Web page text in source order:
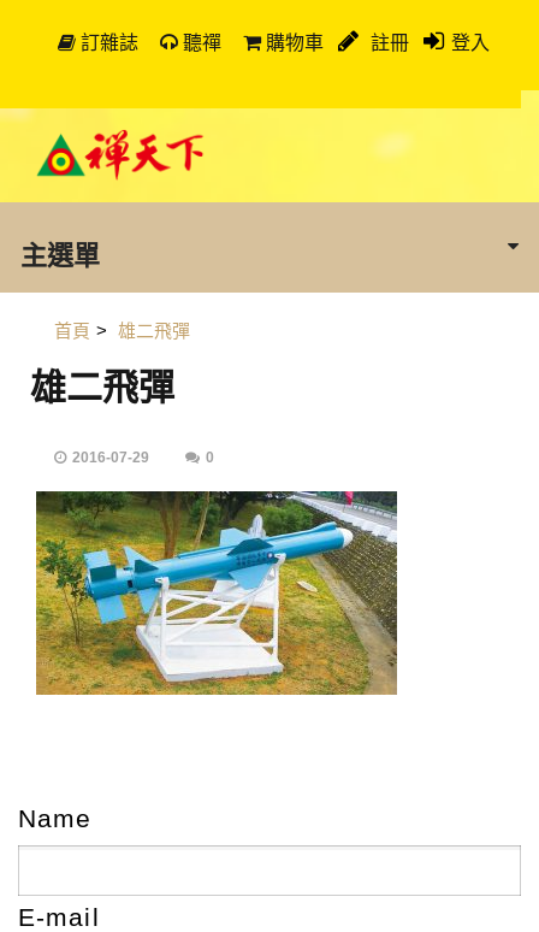
訂雜誌 聽禪 購物車 註冊 登入
主選單
首頁 > 雄二飛彈
雄二飛彈
2016-07-29 0
Name
E-mail